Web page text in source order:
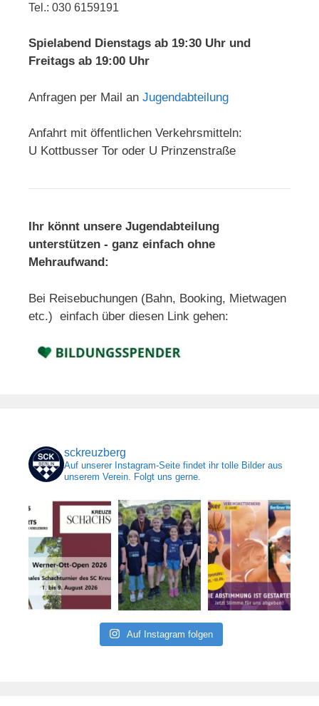
Tel.: 030 6159191
Spielabend Dienstags ab 19:30 Uhr und
Freitags ab 19:00 Uhr
Anfragen per Mail an Jugendabteilung
Anfahrt mit öffentlichen Verkehrsmitteln:
U Kottbusser Tor oder U Prinzenstraße
Ihr könnt unsere Jugendabteilung
unterstützen - ganz einfach ohne
Mehraufwand:
Bei Reisebuchungen (Bahn, Booking, Mietwagen
etc.) einfach über diesen Link gehen:
sckreuzberg
Auf unserer Instagram-Seite findet ihr tolle Bilder aus
unserem Verein. Folgt uns gerne.
Auf Instagram folgen